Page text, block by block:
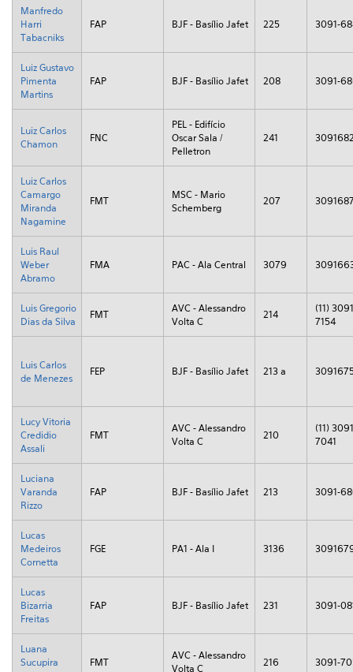
Manfredo
Harri
Tabacniks
FAP BJF - Basílio Jafet 225 3091-
Luiz Gustavo
Pimenta
Martins
FAP BJF - Basílio Jafet 208 3091-
Luiz Carlos
Chamon
FNC
PEL - Edifício
Oscar Sala /
Pelletron
241
Luiz Carlos
Camargo
Miranda
Nagamine
FMT
MSC - Mario
Schemberg
207
Luis Raul
Weber
Abramo
FMA PAC - Ala Central 3079
Luis Gregorio
Dias da Silva
FMT
AVC - Alessandro
Volta C
214
(11)
7154
Luis Carlos
de Menezes
FEP BJF - Basílio Jafet 213 a
Lucy Vitoria
Credidio
Assali
FMT
AVC - Alessandro
Volta C
210
(11)
7041
Luciana
Varanda
Rizzo
FAP BJF - Basílio Jafet 213 3091-
Lucas
Medeiros
Cornetta
FGE PA1 - Ala I 3136
Lucas
Bizarria
Freitas
FAP BJF - Basílio Jafet 231 3091-
Luana
Sucupira
FMT
AVC - Alessandro
Volta C
216 3091-